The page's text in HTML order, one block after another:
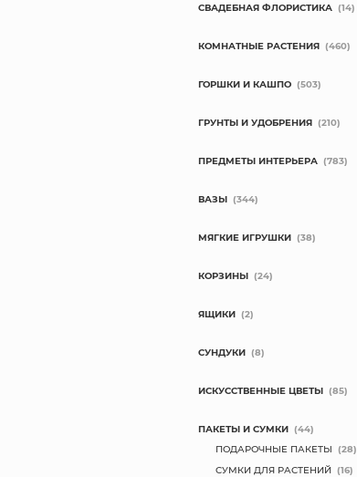
СВАДЕБНАЯ ФЛОРИСТИКА (14)
КОМНАТНЫЕ РАСТЕНИЯ (460)
ГОРШКИ И КАШПО (503)
ГРУНТЫ И УДОБРЕНИЯ (210)
ПРЕДМЕТЫ ИНТЕРЬЕРА (783)
ВАЗЫ (344)
МЯГКИЕ ИГРУШКИ (38)
КОРЗИНЫ (24)
ЯЩИКИ (2)
СУНДУКИ (8)
ИСКУССТВЕННЫЕ ЦВЕТЫ (85)
ПАКЕТЫ И СУМКИ (44)
ПОДАРОЧНЫЕ ПАКЕТЫ (28)
СУМКИ ДЛЯ РАСТЕНИЙ (16)